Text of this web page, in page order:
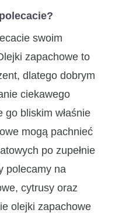
swoim
zapachowe to
dlatego dobrym
ciekawego
go bliskim właśnie
mogą pachnieć
po zupełnie
polecamy na
cytrusy oraz
olejki zapachowe